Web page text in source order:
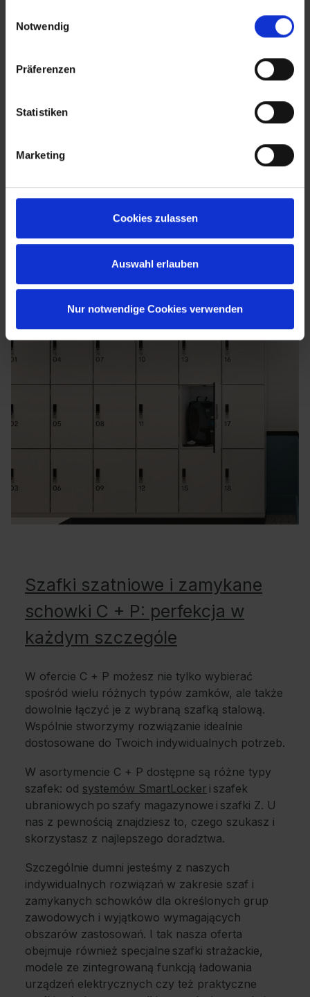
Notwendig
Präferenzen
Statistiken
Marketing
Cookies zulassen
Auswahl erlauben
Nur notwendige Cookies verwenden
Szafki szatniowe i zamykane
schowki C + P: perfekcja w
każdym szczególe
W ofercie C + P możesz nie tylko wybierać
spośród wielu różnych typów zamków, ale także
dowolnie łączyć je z wybraną szafką stalową.
Wspólnie stworzymy rozwiązanie idealnie
dostosowane do Twoich indywidualnych potrzeb.
W asortymencie C + P dostępne są różne typy
szafek: od systemów SmartLocker i szafek
ubraniowych po szafy magazynowe i szafki Z. U
nas z pewnością znajdziesz to, czego szukasz i
skorzystasz z najlepszego doradztwa.
Szczególnie dumni jesteśmy z naszych
indywidualnych rozwiązań w zakresie szaf i
zamykanych schowków dla określonych grup
zawodowych i wyjątkowo wymagających
obszarów zastosowań. I tak nasza oferta
obejmuje również specjalne szafki strażackie,
modele ze zintegrowaną funkcją ładowania
urządzeń elektrycznych czy też praktyczne